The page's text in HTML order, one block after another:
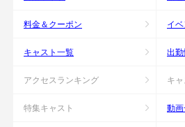
料金＆クーポン イ
キャスト一覧 出
アクセスランキング キ
特集キャスト 動